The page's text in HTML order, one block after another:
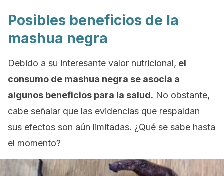
Posibles beneficios de la
mashua negra
Debido a su interesante valor nutricional, el
consumo de mashua negra se asocia a
algunos beneficios para la salud. No obstante,
cabe señalar que las evidencias que respaldan
sus efectos son aún limitadas. ¿Qué se sabe hasta
el momento?